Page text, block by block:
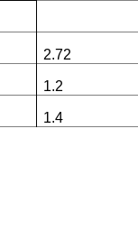
2.72
1.2
1.4